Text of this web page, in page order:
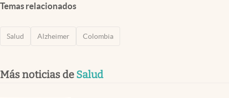
Temas relacionados
Salud Alzheimer Colombia
Más noticias de Salud